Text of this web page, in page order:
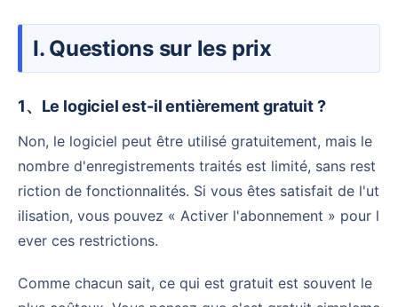
I. Questions sur les prix
1、Le logiciel est-il entièrement gratuit ?
Non, le logiciel peut être utilisé gratuitement, mais le
nombre d'enregistrements traités est limité, sans rest
riction de fonctionnalités. Si vous êtes satisfait de l'ut
ilisation, vous pouvez « Activer l'abonnement » pour l
ever ces restrictions.
Comme chacun sait, ce qui est gratuit est souvent le